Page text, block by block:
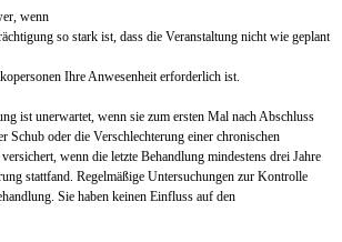
wenn
so stark ist, dass die Veranstaltung nicht wie geplant
Ihre Anwesenheit erforderlich ist.
ist unerwartet, wenn sie zum ersten Mal nach Abschluss
Schub oder die Verschlechterung einer chronischen
wenn die letzte Behandlung mindestens drei Jahre
stattfand. Regelmäßige Untersuchungen zur Kontrolle
Sie haben keinen Einfluss auf den